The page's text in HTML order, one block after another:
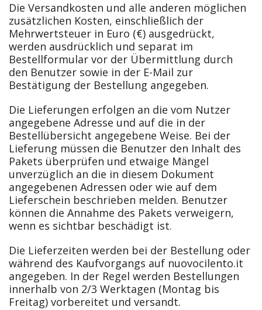
Die Versandkosten und alle anderen möglichen
zusätzlichen Kosten, einschließlich der
Mehrwertsteuer in Euro (€) ausgedrückt,
werden ausdrücklich und separat im
Bestellformular vor der Übermittlung durch
den Benutzer sowie in der E-Mail zur
Bestätigung der Bestellung angegeben.
Die Lieferungen erfolgen an die vom Nutzer
angegebene Adresse und auf die in der
Bestellübersicht angegebene Weise. Bei der
Lieferung müssen die Benutzer den Inhalt des
Pakets überprüfen und etwaige Mängel
unverzüglich an die in diesem Dokument
angegebenen Adressen oder wie auf dem
Lieferschein beschrieben melden. Benutzer
können die Annahme des Pakets verweigern,
wenn es sichtbar beschädigt ist.
Die Lieferzeiten werden bei der Bestellung oder
während des Kaufvorgangs auf nuovocilento.it
angegeben. In der Regel werden Bestellungen
innerhalb von 2/3 Werktagen (Montag bis
Freitag) vorbereitet und versandt.